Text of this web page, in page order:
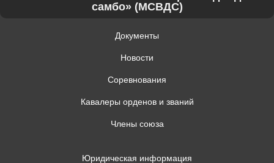
самбо» (МСВДС)
Документы
Новости
Соревнования
Кавалеры орденов и званий
Члены союза
Юридическая информация